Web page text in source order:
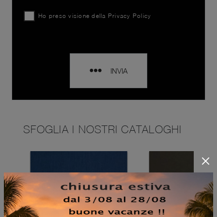
Ho preso visione della Privacy Policy
INVIA
SFOGLIA I NOSTRI CATALOGHI